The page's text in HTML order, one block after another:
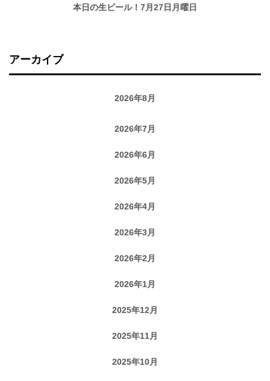
本日の生ビール！7月27日月曜日
アーカイブ
2026年8月
2026年7月
2026年6月
2026年5月
2026年4月
2026年3月
2026年2月
2026年1月
2025年12月
2025年11月
2025年10月